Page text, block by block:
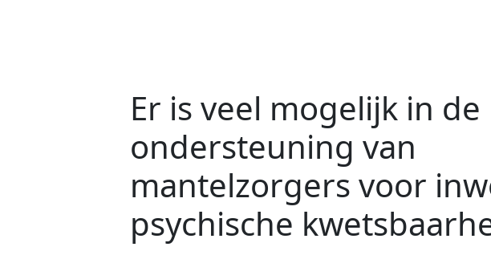
Er is veel mogelijk in de
ondersteuning van
mantelzorgers voor
psychische